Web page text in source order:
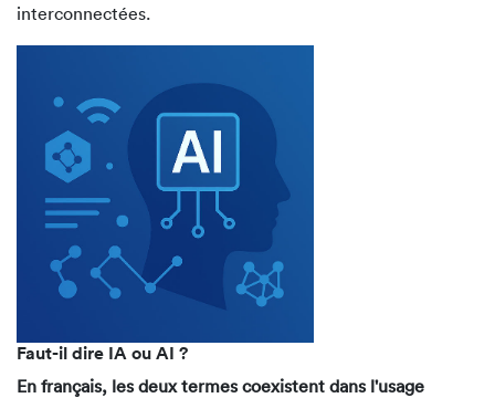
interconnectées.
Faut-il dire IA ou AI ?
En français, les deux termes coexistent dans l'usage